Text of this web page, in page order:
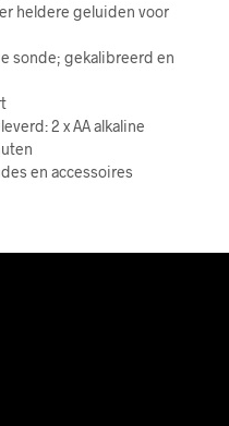
heldere geluiden voor
sonde; gekalibreerd en
2 x AA alkaline
en accessoires